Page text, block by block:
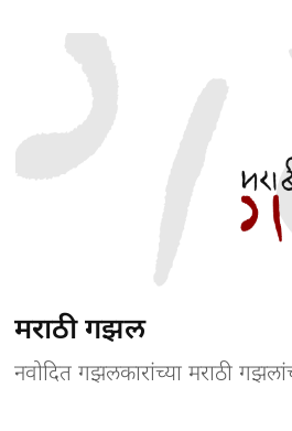
मराठी गझल
नवोदित गझलकारांच्या मराठी